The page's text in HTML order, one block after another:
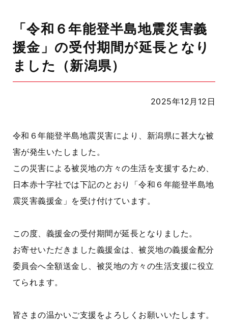
「令和６年能登半島地震災害義
援金」の受付期間が延長となり
ました（新潟県）
2025年12月12日
令和６年能登半島地震災害により、新潟県に甚大な被
害が発生いたしました。
この災害による被災地の方々の生活を支援するため、
日本赤十字社では下記のとおり「令和６年能登半島地
震災害義援金」を受け付けています。
この度、義援金の受付期間が延長となりました。
お寄せいただきました義援金は、被災地の義援金配分
委員会へ全額送金し、被災地の方々の生活支援に役立
てられます。
皆さまの温かいご支援をよろしくお願いいたします。